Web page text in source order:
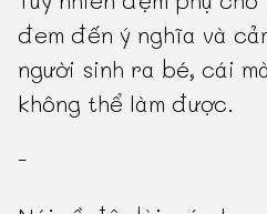
đem đến ý nghĩa và
người sinh ra bé, cái
không thể làm được.
-